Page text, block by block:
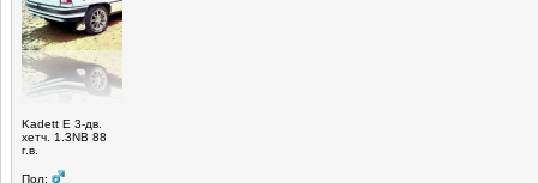
Kadett E 3-дв.
хетч. 1.3NB 88
г.в.
Пол: